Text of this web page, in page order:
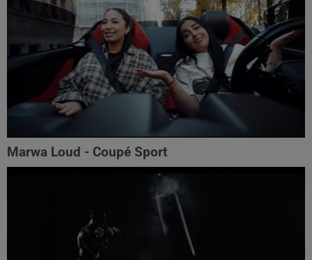
Marwa Loud - Coupé Sport